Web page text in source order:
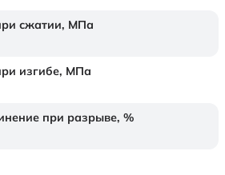
сжатии, МПа
изгибе, МПа
при разрыве, %